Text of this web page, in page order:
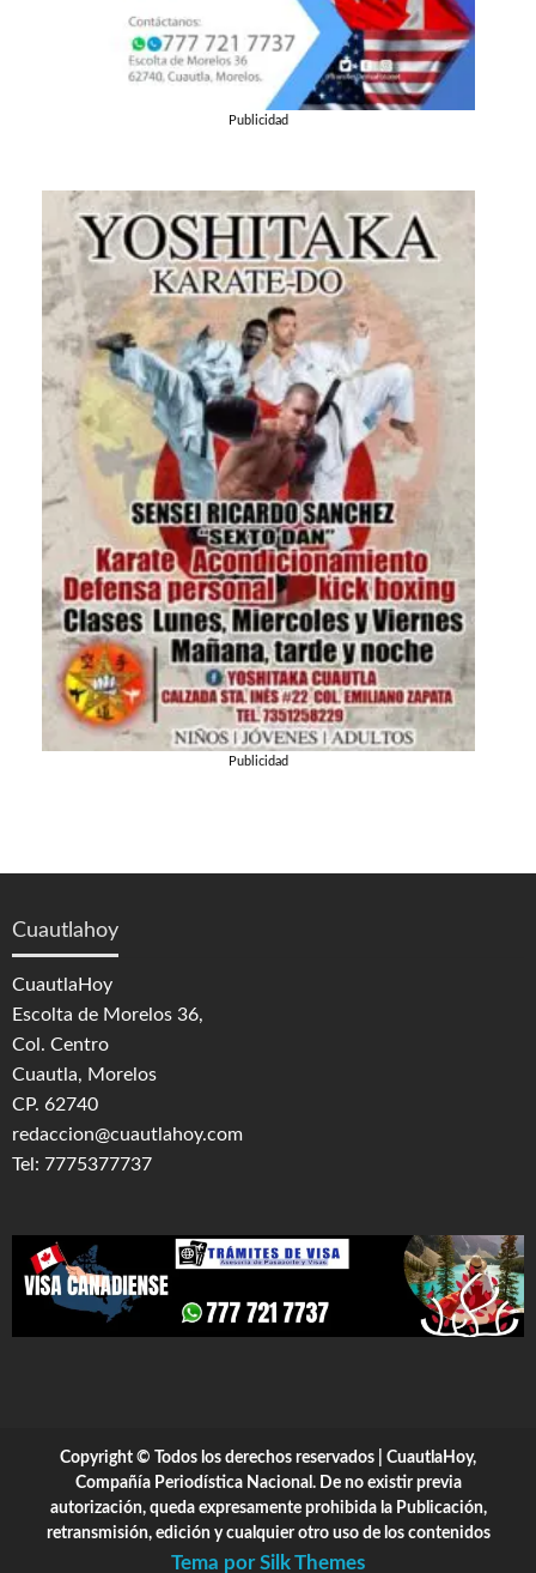
Publicidad
Publicidad
Cuautlahoy
CuautlaHoy
Escolta de Morelos 36,
Col. Centro
Cuautla, Morelos
CP. 62740
redaccion@cuautlahoy.com
Tel: 7775377737
Copyright © Todos los derechos reservados | CuautlaHoy,
Compañía Periodística Nacional. De no existir previa
autorización, queda expresamente prohibida la Publicación,
retransmisión, edición y cualquier otro uso de los contenidos
Tema por Silk Themes